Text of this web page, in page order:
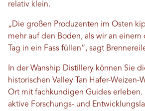
relativ klein.
„Die großen Produzenten im Osten
mehr auf den Boden, als wir an
Tag in ein Fass füllen“, sagt
In der Wanship Distillery können Sie
historischen Valley Tan Hafer-Weizen-
Ort mit fachkundigen Guides erleben.
aktive Forschungs- und